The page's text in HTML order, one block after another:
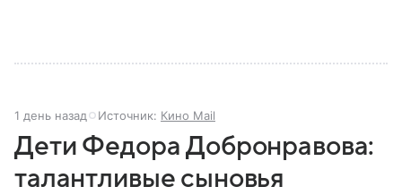
1 день назад Источник: Кино Mail
Дети Федора Добронравова:
талантливые сыновья